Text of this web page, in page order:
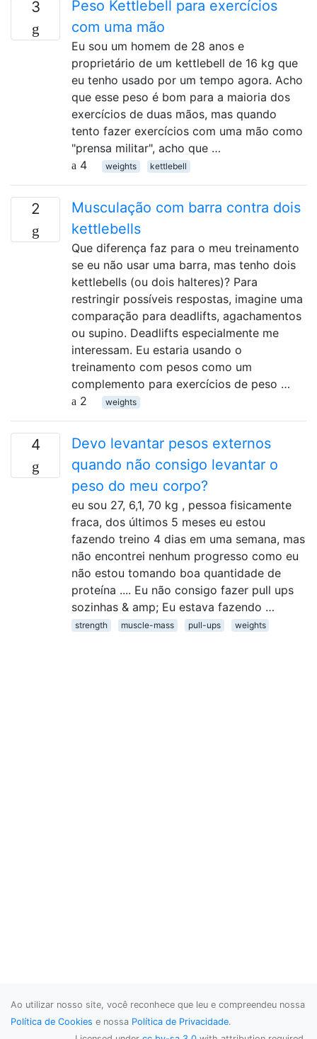
3
Peso Kettlebell para exercícios
com uma mão
Eu sou um homem de 28 anos e
proprietário de um kettlebell de 16 kg que
eu tenho usado por um tempo agora. Acho
que esse peso é bom para a maioria dos
exercícios de duas mãos, mas quando
tento fazer exercícios com uma mão como
"prensa militar", acho que …
4
weights kettlebell
2
Musculação com barra contra dois
kettlebells
Que diferença faz para o meu treinamento
se eu não usar uma barra, mas tenho dois
kettlebells (ou dois halteres)? Para
restringir possíveis respostas, imagine uma
comparação para deadlifts, agachamentos
ou supino. Deadlifts especialmente me
interessam. Eu estaria usando o
treinamento com pesos como um
complemento para exercícios de peso …
2
weights
4
Devo levantar pesos externos
quando não consigo levantar o
peso do meu corpo?
eu sou 27, 6,1, 70 kg , pessoa fisicamente
fraca, dos últimos 5 meses eu estou
fazendo treino 4 dias em uma semana, mas
não encontrei nenhum progresso como eu
não estou tomando boa quantidade de
proteína .... Eu não consigo fazer pull ups
sozinhas & amp; Eu estava fazendo …
strength muscle-mass pull-ups weights
Ao utilizar nosso site, você reconhece que leu e compreendeu nossa
Política de Cookies e nossa Política de Privacidade.